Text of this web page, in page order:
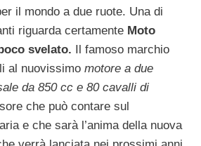
il mondo a due ruote. Una di
riguarda certamente Moto
svelato. Il famoso marchio
al nuovissimo motore a due
da 850 cc e 80 cavalli di
che può contare sul
e che sarà l’anima della nuova